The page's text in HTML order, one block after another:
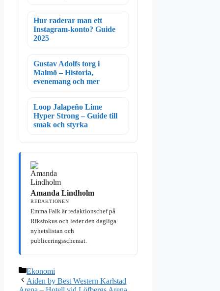
Hur raderar man ett
Instagram-konto? Guide
2025
Gustav Adolfs torg i
Malmö – Historia,
evenemang och mer
Loop Jalapeño Lime
Hyper Strong – Guide till
smak och styrka
Amanda Lindholm
REDAKTIONEN
Emma Falk är redaktionschef på
Riksfokus och leder den dagliga
nyhetslistan och
publiceringsschemat.
Kategorier
Ekonomi
Aiden by Best Western Karlstad